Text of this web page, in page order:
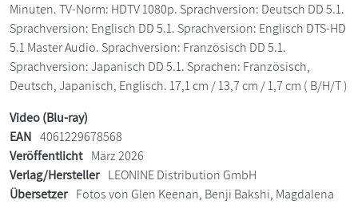
Minuten. TV-Norm: HDTV 1080p. Sprachversion: Deutsch DD 5.1.
Sprachversion: Englisch DD 5.1. Sprachversion: Englisch DTS-HD
5.1 Master Audio. Sprachversion: Französisch DD 5.1.
Sprachversion: Japanisch DD 5.1. Sprachen: Französisch,
Deutsch, Japanisch, Englisch. 17,1 cm / 13,7 cm / 1,7 cm ( B/H/T )
Video (Blu-ray)
EAN 4061229678568
Veröffentlicht März 2026
Verlag/Hersteller LEONINE Distribution GmbH
Übersetzer Fotos von Glen Keenan, Benji Bakshi, Magdalena